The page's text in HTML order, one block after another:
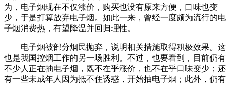
为，电子烟现在不仅涨价，购买也没有原来方便，口味也变
少，于是打算放弃电子烟。如此一来，曾经一度颇为流行的电
子烟消费热，有望降温并回归理性。
电子烟被部分烟民抛弃，说明相关措施取得积极效果。这
也是我国控烟工作的另一场胜利。不过，也要看到，目前仍有
不少人正在抽电子烟，既不在乎涨价，也不在乎口味变少；还
有一些未成年人因为抵不住诱惑，开始抽电子烟；此外，仍有